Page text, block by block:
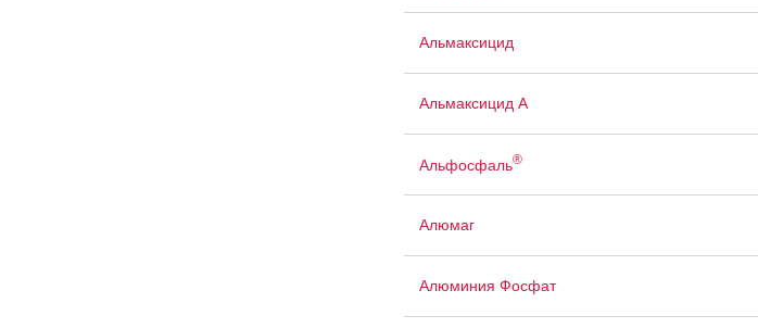
Альмаксицид
Альмаксицид А
Альфосфаль®
Алюмаг
Алюминия Фосфат